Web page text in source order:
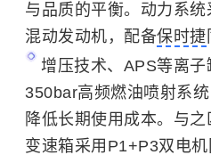
与品质的平衡。动力系
混动发动机，配备保时捷
增压技术、APS等离
350bar高频燃油喷射系
降低长期使用成本。与
变速箱采用P1+P3双电